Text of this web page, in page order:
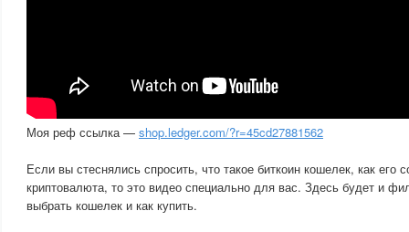
Моя реф ссылка — shop.ledger.com/?r=45cd27881562
Если вы стеснялись спросить, что такое биткоин кошелек, как его
криптовалюта, то это видео специально для вас. Здесь будет и
выбрать кошелек и как купить.